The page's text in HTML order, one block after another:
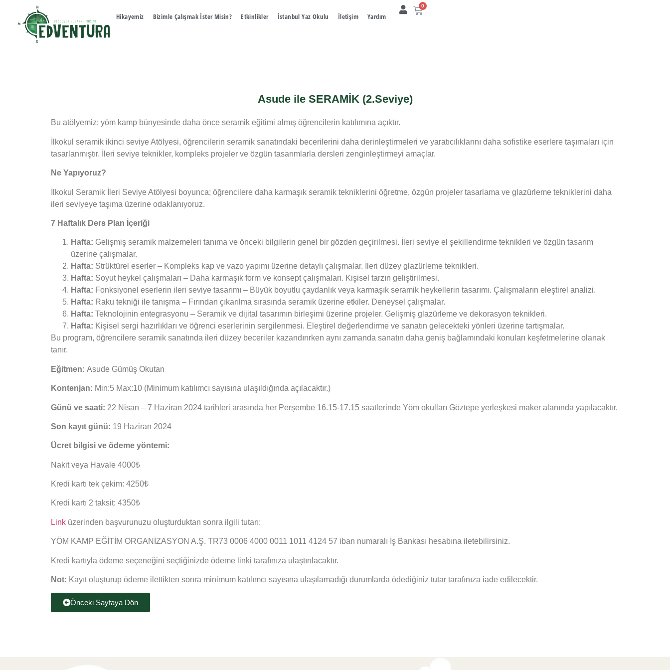
Hikayemiz Bizimle Çalışmak İster Misin? Etkinlikler İstanbul Yaz Okulu İletişim Yardım
0
Asude ile SERAMİK (2.Seviye)
Bu atölyemiz; yöm kamp bünyesinde daha önce seramik eğitimi almış öğrencilerin katılımına açıktır.
İlkokul seramik ikinci seviye Atölyesi, öğrencilerin seramik sanatındaki becerilerini daha derinleştirmeleri ve yaratıcılıklarını daha sofistike eserlere taşımaları için
tasarlanmıştır. İleri seviye teknikler, kompleks projeler ve özgün tasarımlarla dersleri zenginleştirmeyi amaçlar.
Ne Yapıyoruz?
İlkokul Seramik İleri Seviye Atölyesi boyunca; öğrencilere daha karmaşık seramik tekniklerini öğretme, özgün projeler tasarlama ve glazürleme tekniklerini daha
ileri seviyeye taşıma üzerine odaklanıyoruz.
7 Haftalık Ders Plan İçeriği
Hafta: Gelişmiş seramik malzemeleri tanıma ve önceki bilgilerin genel bir gözden geçirilmesi. İleri seviye el şekillendirme teknikleri ve özgün tasarım
üzerine çalışmalar.
Hafta: Strüktürel eserler – Kompleks kap ve vazo yapımı üzerine detaylı çalışmalar. İleri düzey glazürleme teknikleri.
Hafta: Soyut heykel çalışmaları – Daha karmaşık form ve konsept çalışmaları. Kişisel tarzın geliştirilmesi.
Hafta: Fonksiyonel eserlerin ileri seviye tasarımı – Büyük boyutlu çaydanlık veya karmaşık seramik heykellerin tasarımı. Çalışmaların eleştirel analizi.
Hafta: Raku tekniği ile tanışma – Fırından çıkarılma sırasında seramik üzerine etkiler. Deneysel çalışmalar.
Hafta: Teknolojinin entegrasyonu – Seramik ve dijital tasarımın birleşimi üzerine projeler. Gelişmiş glazürleme ve dekorasyon teknikleri.
Hafta: Kişisel sergi hazırlıkları ve öğrenci eserlerinin sergilenmesi. Eleştirel değerlendirme ve sanatın gelecekteki yönleri üzerine tartışmalar.
Bu program, öğrencilere seramik sanatında ileri düzey beceriler kazandırırken aynı zamanda sanatın daha geniş bağlamındaki konuları keşfetmelerine olanak
tanır.
Eğitmen: Asude Gümüş Okutan
Kontenjan: Min:5 Max:10 (Minimum katılımcı sayısına ulaşıldığında açılacaktır.)
Günü ve saati: 22 Nisan – 7 Haziran 2024 tarihleri arasında her Perşembe 16.15-17.15 saatlerinde Yöm okulları Göztepe yerleşkesi maker alanında yapılacaktır.
Son kayıt günü: 19 Haziran 2024
Ücret bilgisi ve ödeme yöntemi:
Nakit veya Havale 4000₺
Kredi kartı tek çekim: 4250₺
Kredi kartı 2 taksit: 4350₺
Link üzerinden başvurunuzu oluşturduktan sonra ilgili tutarı:
YÖM KAMP EĞİTİM ORGANİZASYON A.Ş. TR73 0006 4000 0011 1011 4124 57 iban numaralı İş Bankası hesabına iletebilirsiniz.
Kredi kartıyla ödeme seçeneğini seçtiğinizde ödeme linki tarafınıza ulaştırılacaktır.
Not: Kayıt oluşturup ödeme ilettikten sonra minimum katılımcı sayısına ulaşılamadığı durumlarda ödediğiniz tutar tarafınıza iade edilecektir.
Önceki Sayfaya Dön